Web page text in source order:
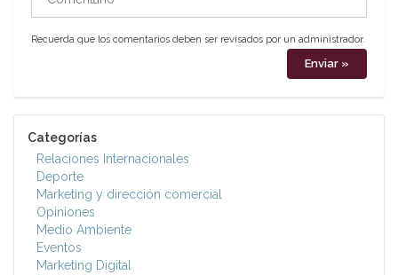
Recuerda que los comentarios deben ser revisados por un administrador.
Categorías
Relaciones Internacionales
Deporte
Marketing y dirección comercial
Opiniones
Medio Ambiente
Eventos
Marketing Digital